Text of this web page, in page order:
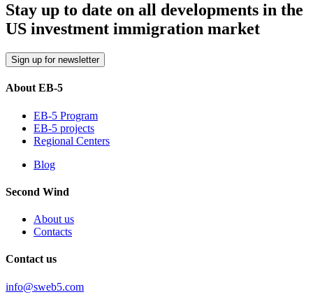
Stay up to date on all developments in the
US investment immigration market
Sign up for newsletter
About EB-5
EB-5 Program
EB-5 projects
Regional Centers
Blog
Second Wind
About us
Contacts
Contact us
info@sweb5.com